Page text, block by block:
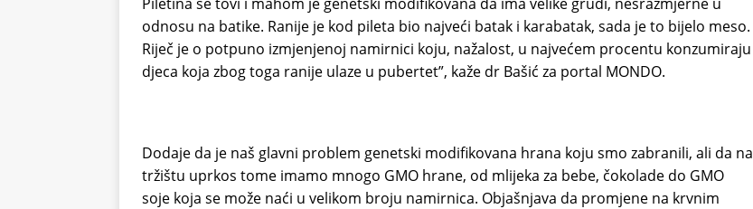
odnosu na batike. Ranije je kod pileta bio najveći batak i karabatak, sada je to bijelo meso.
Riječ je o potpuno izmjenjenoj namirnici koju, nažalost, u najvećem procentu konzumiraju
djeca koja zbog toga ranije ulaze u pubertet”, kaže dr Bašić za portal MONDO.
Dodaje da je naš glavni problem genetski modifikovana hrana koju smo zabranili, ali da na
tržištu uprkos tome imamo mnogo GMO hrane, od mlijeka za bebe, čokolade do GMO
soje koja se može naći u velikom broju namirnica. Objašnjava da promjene na krvnim